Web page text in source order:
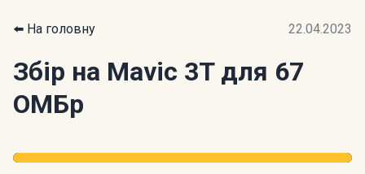
⬅️ На головну 22.04.2023
Збір на Mavic 3T для 67
ОМБр